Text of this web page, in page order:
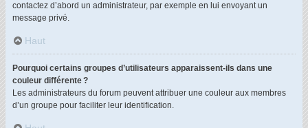
contactez d’abord un administrateur, par exemple en lui envoyant un
message privé.
Haut
Pourquoi certains groupes d’utilisateurs apparaissent-ils dans une
couleur différente ?
Les administrateurs du forum peuvent attribuer une couleur aux membres
d’un groupe pour faciliter leur identification.